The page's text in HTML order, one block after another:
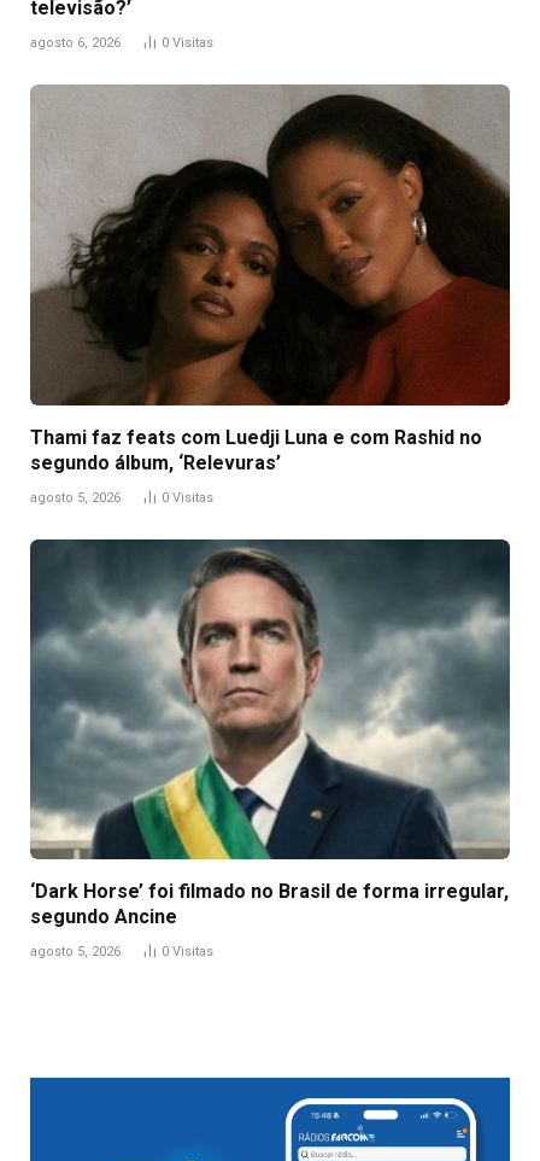
televisão?’
agosto 6, 2026 0 Visitas
Thami faz feats com Luedji Luna e com Rashid no
segundo álbum, ‘Relevuras’
agosto 5, 2026 0 Visitas
‘Dark Horse’ foi filmado no Brasil de forma irregular,
segundo Ancine
agosto 5, 2026 0 Visitas